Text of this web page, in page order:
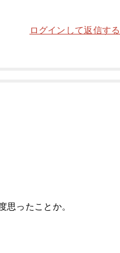
ログインして返信する
思ったことか。